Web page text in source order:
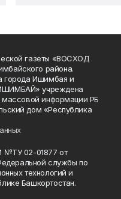
газеты «ВОСХОД
района.
города Ишимбая и
учреждена
массовой информации РБ
дом «Республика
№ТУ 02-01877 от
службы по
технологий и
Башкортостан.